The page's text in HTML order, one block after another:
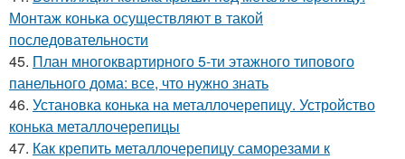
Монтаж конька осуществляют в такой
последовательности
45. План многоквартирного 5-ти этажного типового
панельного дома: все, что нужно знать
46. Установка конька на металлочерепицу. Устройство
конька металлочерепицы
47. Как крепить металлочерепицу саморезами к